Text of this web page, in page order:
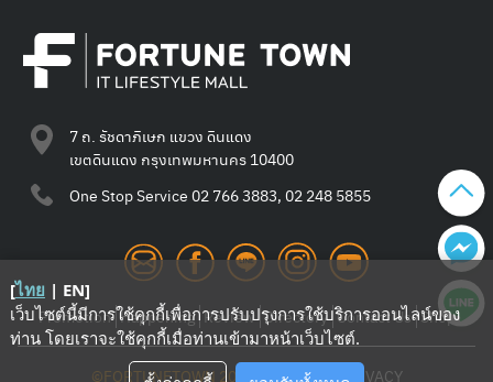
Search
7 ถ. รัชดาภิเษก แขวง ดินแดง
เขตดินแดง กรุงเทพมหานคร 10400
One Stop Service 02 766 3883, 02 248 5855
Promotion Happening Review Directory Contact Us Shop
©FORTUNETOWN 2021—TERMS—PRIVACY
[ไทย | EN]
เว็บไซต์นี้มีการใช้คุกกี้เพื่อการปรับปรุงการใช้บริการออนไลน์ของ
ท่าน โดยเราจะใช้คุกกี้เมื่อท่านเข้ามาหน้าเว็บไซต์.